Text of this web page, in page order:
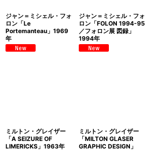
ジャン＝ミシェル・フォ
ロン「Le
Portemanteau」1969
年
ジャン＝ミシェル・フォ
ロン「FOLON 1994-95
／フォロン展 図録」
1994年
ミルトン・グレイザー
「A SEIZURE OF
LIMERICKS」1963年
ミルトン・グレイザー
「MILTON GLASER
GRAPHIC DESIGN」